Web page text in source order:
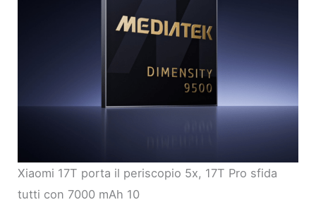
Xiaomi 17T porta il periscopio 5x, 17T Pro sfida
tutti con 7000 mAh 10